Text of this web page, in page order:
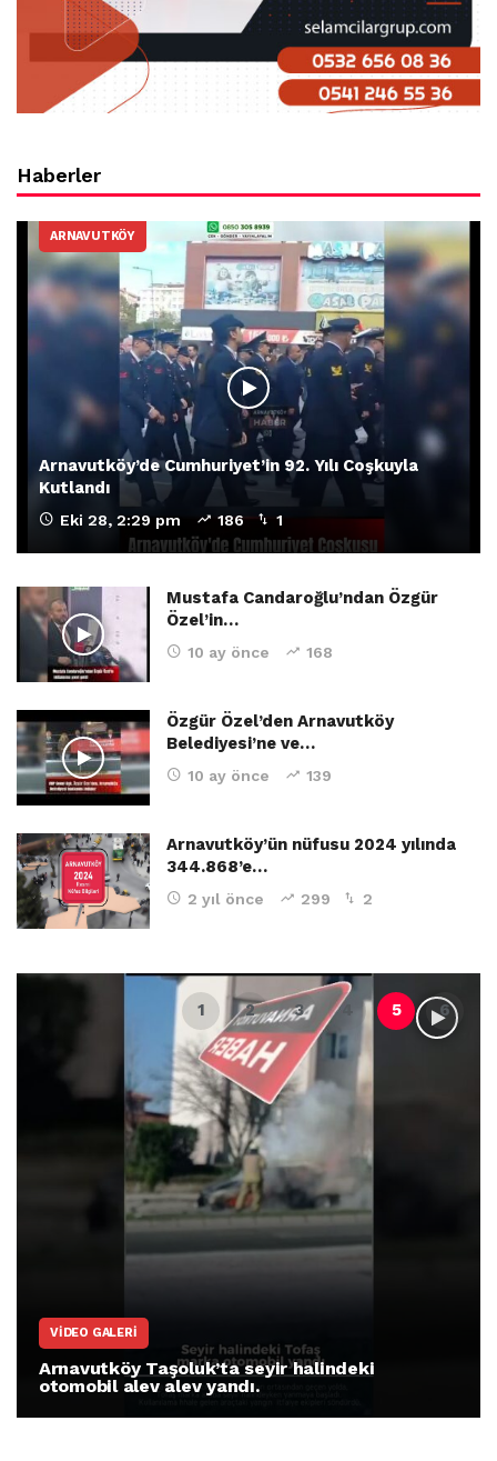
Haberler
ARNAVUTKÖY
Arnavutköy’de Cumhuriyet’in 92. Yılı Coşkuyla
Kutlandı
Eki 28, 2:29 pm 186 1
Mustafa Candaroğlu’ndan Özgür
Özel’in…
10 ay önce 168
Özgür Özel’den Arnavutköy
Belediyesi’ne ve…
10 ay önce 139
Arnavutköy’ün nüfusu 2024 yılında
344.868’e…
2 yıl önce 299 2
ARNAVUTKÖY
Arnavutköy İmrahor Mahallesi sakinleri
protesto gösterisi düzenledi